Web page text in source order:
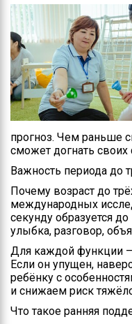
Неотложка
В
В
маслихате
Ими
Школьные
прогноз. Чем раньше
сможет догнать
Важность периода до
Почему возраст до
международных
секунду образуется
улыбка, разговор,
Для каждой функции —
Если он упущен,
ребёнку с
и снижаем риск
Что такое ранняя